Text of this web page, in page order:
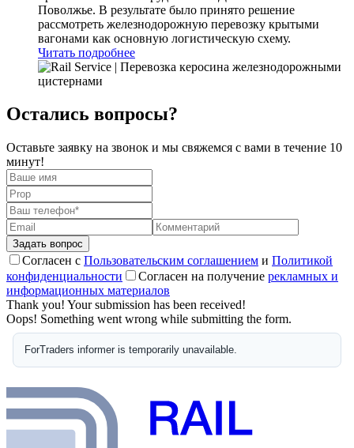
Поволжье. В результате было принято решение
рассмотреть железнодорожную перевозку крытыми
вагонами как основную логистическую схему.
Читать подробнее
Остались вопросы?
Оставьте заявку на звонок и мы свяжемся с вами в течение 10
минут!
Согласен с Пользовательским соглашением и Политикой
конфиденциальности
Согласен на получение рекламных и
информационных материалов
Thank you! Your submission has been received!
Oops! Something went wrong while submitting the form.